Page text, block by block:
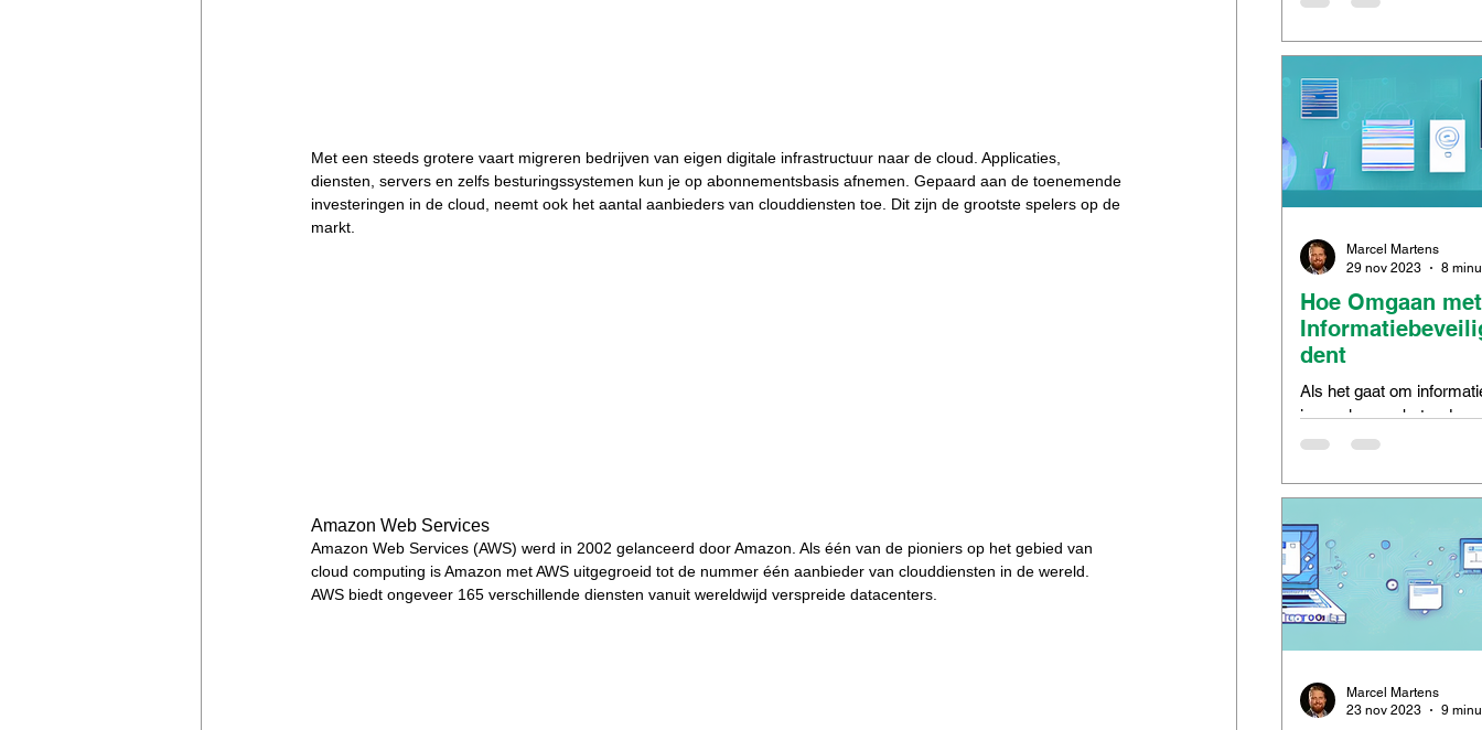
Met een steeds grotere vaart migreren bedrijven van eigen digitale infrastructuur naar de cloud. Applicaties,
diensten, servers en zelfs besturingssystemen kun je op abonnementsbasis afnemen. Gepaard aan de toenemende
investeringen in de cloud, neemt ook het aantal aanbieders van clouddiensten toe. Dit zijn de grootste spelers op de
markt.
Amazon Web Services
Amazon Web Services (AWS) werd in 2002 gelanceerd door Amazon. Als één van de pioniers op het gebied van
cloud computing is Amazon met AWS uitgegroeid tot de nummer één aanbieder van clouddiensten in de wereld.
AWS biedt ongeveer 165 verschillende diensten vanuit wereldwijd verspreide datacenters.
enorme...
Hoe Omgaan
dent
Als het gaat om
is voorkomen beter dan
Maar zelfs met de beste
incidenten...
Marcel Martens
29 nov 2023
Marcel Martens
23 nov 2023